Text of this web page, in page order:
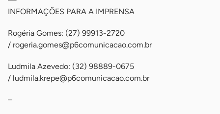
INFORMAÇÕES PARA A IMPRENSA
Rogéria Gomes: (27) 99913-2720
/ rogeria.gomes@p6comunicacao.com.br
Ludmila Azevedo: (32) 98889-0675
/ ludmila.krepe@p6comunicacao.com.br
–